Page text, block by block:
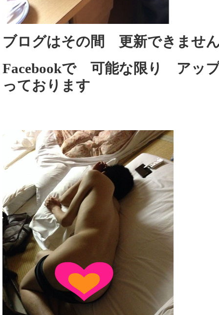
ブログはその間 更新できませ
Facebookで 可能な限り アッ
っております